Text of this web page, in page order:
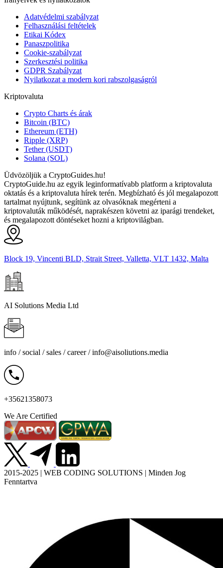
Adatvédelmi szabályzat
Felhasználási feltételek
Etikai Kódex
Panaszpolitika
Cookie-szabályzat
Szerkesztési politika
GDPR Szabályzat
Nyilatkozat a modern kori rabszolgaságról
Kriptovaluta
Crypto Charts és árak
Bitcoin (BTC)
Ethereum (ETH)
Ripple (XRP)
Tether (USDT)
Solana (SOL)
Üdvözöljük a CryptoGuides.hu!
CryptoGuide.hu az egyik leginformatívabb platform a kriptovaluta
oktatás és a kriptovaluta hírek terén. Megbízható és jól megalapozott
tartalmat nyújtunk, segítünk az olvasóknak megérteni a
kriptovaluták működését, naprakészen követni az iparági trendeket,
és megalapozott döntéseket hozni a kriptovilágban.
Block 19, Vincenti BLD, Strait Street, Valletta, VLT 1432, Malta
AI Solutions Media Ltd
info / social / sales / career /info@aisoliutions.media
+35621358073
We Are Certified
2015-2025 | WEB CODING SOLUTIONS | Minden Jog
Fenntartva